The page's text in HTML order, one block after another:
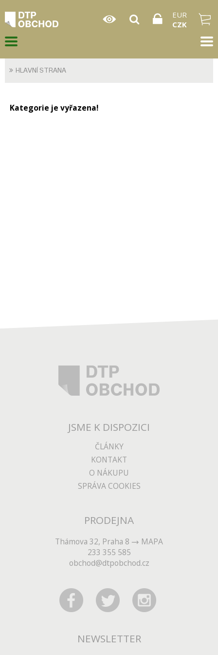
EUR
CZK
HLAVNÍ STRANA
Kategorie je vyřazena!
JSME K DISPOZICI
ČLÁNKY
KONTAKT
O NÁKUPU
SPRÁVA COOKIES
PRODEJNA
Thámova 32, Praha 8
MAPA
233 355 585
obchod@dtpobchod.cz
NEWSLETTER